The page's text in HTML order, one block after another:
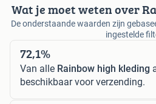
Wat je moet weten over
De onderstaande waarden zijn
ingestelde
72,1%
Van alle Rainbow high kleding
beschikbaar voor verzending.